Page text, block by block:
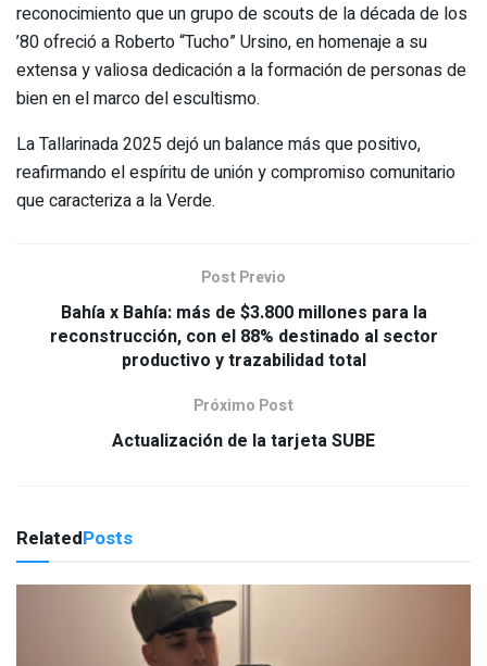
reconocimiento que un grupo de scouts de la década de los
’80 ofreció a Roberto “Tucho” Ursino, en homenaje a su
extensa y valiosa dedicación a la formación de personas de
bien en el marco del escultismo.
La Tallarinada 2025 dejó un balance más que positivo,
reafirmando el espíritu de unión y compromiso comunitario
que caracteriza a la Verde.
Post Previo
Bahía x Bahía: más de $3.800 millones para la
reconstrucción, con el 88% destinado al sector
productivo y trazabilidad total
Próximo Post
Actualización de la tarjeta SUBE
RelatedPosts